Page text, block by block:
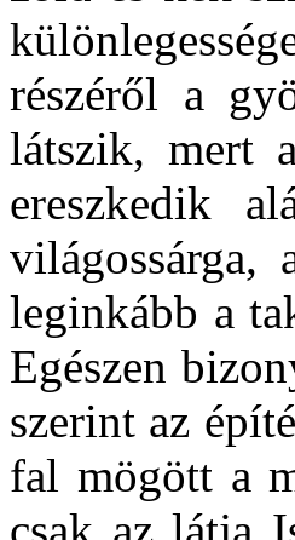
részéről a
látszik, mert
ereszkedik
világossárga,
leginkább a
Egészen
szerint az
fal mögött a
csak az látja